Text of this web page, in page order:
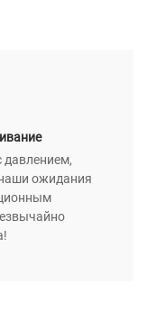
давлением,
ожидания